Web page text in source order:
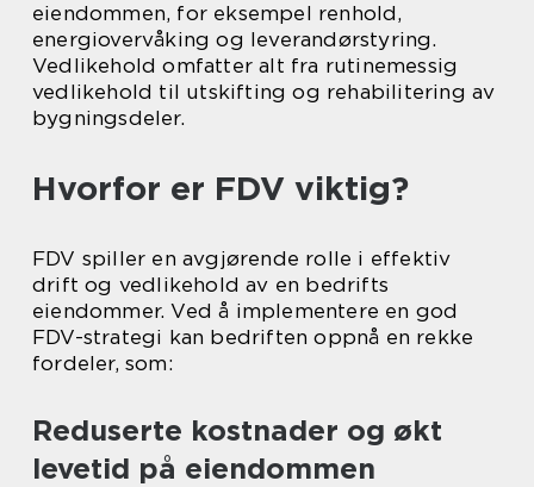
eiendommen, for eksempel renhold,
energiovervåking og leverandørstyring.
Vedlikehold omfatter alt fra rutinemessig
vedlikehold til utskifting og rehabilitering av
bygningsdeler.
Hvorfor er FDV viktig?
FDV spiller en avgjørende rolle i effektiv
drift og vedlikehold av en bedrifts
eiendommer. Ved å implementere en god
FDV-strategi kan bedriften oppnå en rekke
fordeler, som:
Reduserte kostnader og økt
levetid på eiendommen